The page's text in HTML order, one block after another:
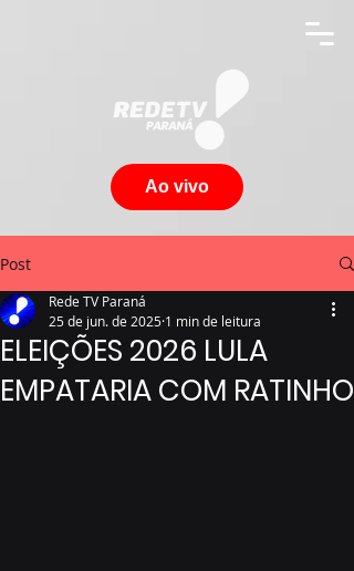
Ao vivo
Post
ELEIÇÕES 2026 LULA
EMPATARIA COM RATINHO
Rede TV Paraná
25 de jun. de 2025 1 min de leitura